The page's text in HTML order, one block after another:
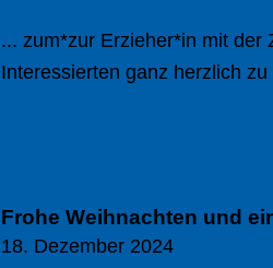
... zum*zur Erzieher*in mit der
Interessierten ganz herzlich
Frohe Weihnachten und
18. Dezember 2024